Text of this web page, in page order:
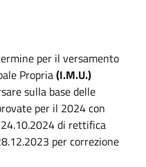
per il versamento
Propria(I.M.U.)
sulla base delle
per il 2024 con
24.10.2024 di rettifica
per correzione